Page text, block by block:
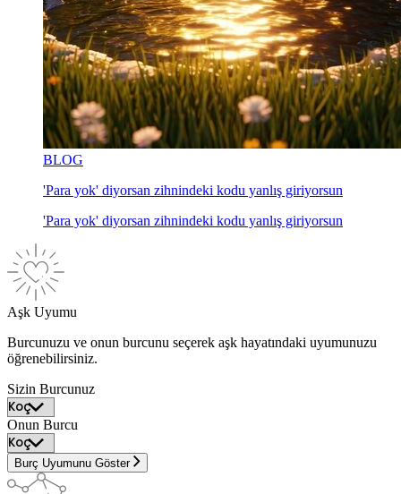
BLOG
'Para yok' diyorsan zihnindeki kodu yanlış giriyorsun
'Para yok' diyorsan zihnindeki kodu yanlış giriyorsun
Aşk Uyumu
Burcunuzu ve onun burcunu seçerek aşk hayatındaki uyumunuzu
öğrenebilirsiniz.
Sizin Burcunuz
Onun Burcu
Burç Uyumunu Göster